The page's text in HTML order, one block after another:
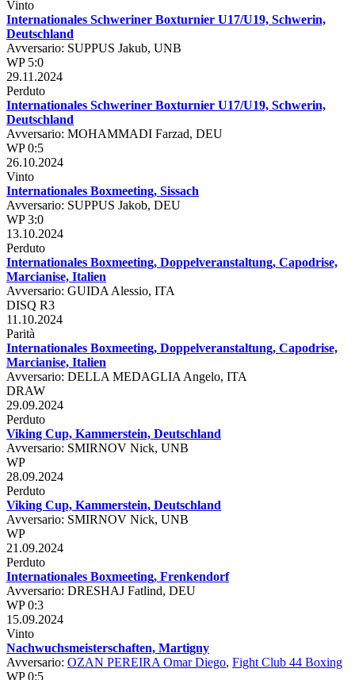
Vinto
Internationales Schweriner Boxturnier U17/U19, Schwerin,
Deutschland
Avversario: SUPPUS Jakub, UNB
WP 5:0
29.11.2024
Perduto
Internationales Schweriner Boxturnier U17/U19, Schwerin,
Deutschland
Avversario: MOHAMMADI Farzad, DEU
WP 0:5
26.10.2024
Vinto
Internationales Boxmeeting, Sissach
Avversario: SUPPUS Jakob, DEU
WP 3:0
13.10.2024
Perduto
Internationales Boxmeeting, Doppelveranstaltung, Capodrise,
Marcianise, Italien
Avversario: GUIDA Alessio, ITA
DISQ R3
11.10.2024
Parità
Internationales Boxmeeting, Doppelveranstaltung, Capodrise,
Marcianise, Italien
Avversario: DELLA MEDAGLIA Angelo, ITA
DRAW
29.09.2024
Perduto
Viking Cup, Kammerstein, Deutschland
Avversario: SMIRNOV Nick, UNB
WP
28.09.2024
Perduto
Viking Cup, Kammerstein, Deutschland
Avversario: SMIRNOV Nick, UNB
WP
21.09.2024
Perduto
Internationales Boxmeeting, Frenkendorf
Avversario: DRESHAJ Fatlind, DEU
WP 0:3
15.09.2024
Vinto
Nachwuchsmeisterschaften, Martigny
Avversario: OZAN PEREIRA Omar Diego, Fight Club 44 Boxing
WP 0:5